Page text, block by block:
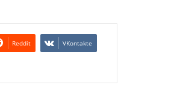
Reddit VKontakte